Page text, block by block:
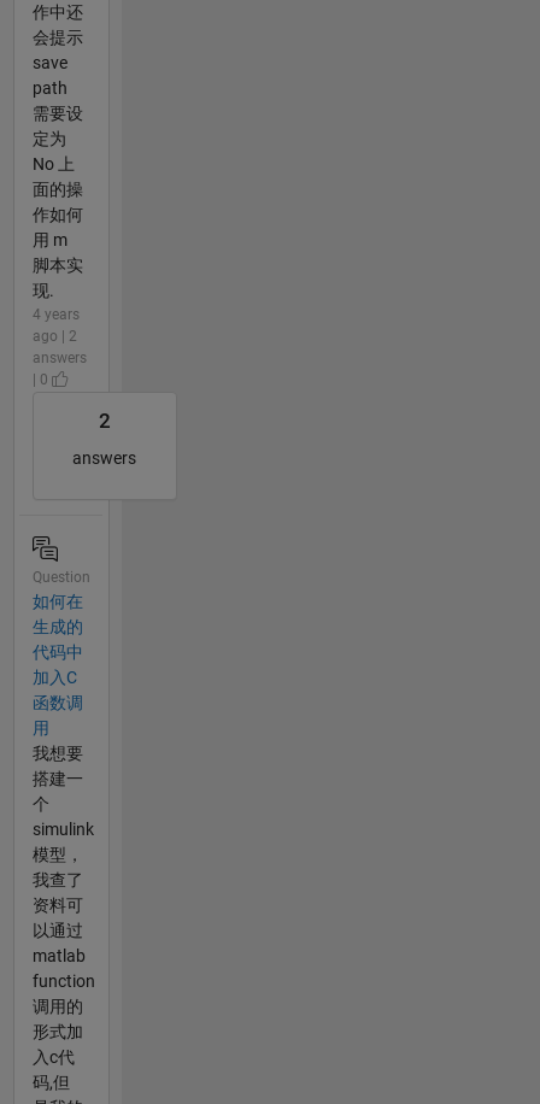
作中还
会提示
save
path
需要设
定为
No 上
面的操
作如何
用 m
脚本实
现.
4 years
ago | 2
answers
| 0
2
answers
Question
如何在
生成的
代码中
加入C
函数调
用
我想要
搭建一
个
simulink
模型，
我查了
资料可
以通过
matlab
function
调用的
形式加
入c代
码,但